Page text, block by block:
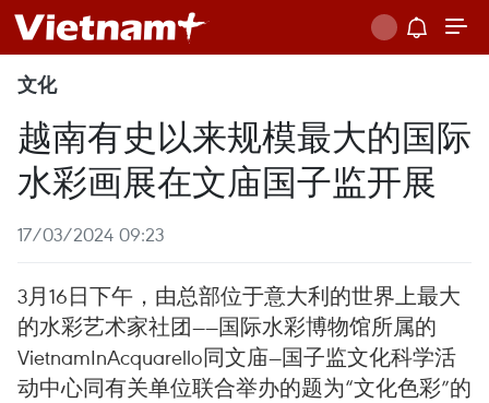
文化
越南有史以来规模最大的国际
水彩画展在文庙国子监开展
17/03/2024 09:23
3月16日下午，由总部位于意大利的世界上最大
的水彩艺术家社团——国际水彩博物馆所属的
VietnamInAcquarello同文庙—国子监文化科学活
动中心同有关单位联合举办的题为“文化色彩”的